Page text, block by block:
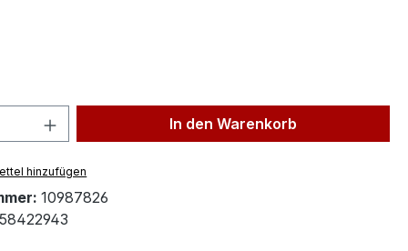
Anzahl: Gib den gewünschten Wert
In den Warenkorb
hinzufügen
10987826